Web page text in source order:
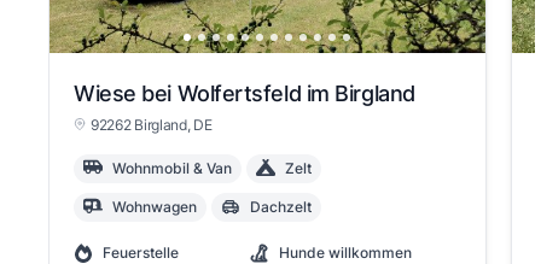
Wiese bei Wolfertsfeld im Birgland
92262 Birgland, DE
Wohnmobil & Van Zelt
Wohnwagen Dachzelt
Feuerstelle Hunde willkommen
View slide 1